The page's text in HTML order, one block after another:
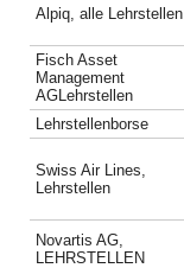
Alpiq, alle Lehrstellen
Fisch Asset
Management
AGLehrstellen
Lehrstellenborse
Swiss Air Lines,
Lehrstellen
Novartis AG,
LEHRSTELLEN